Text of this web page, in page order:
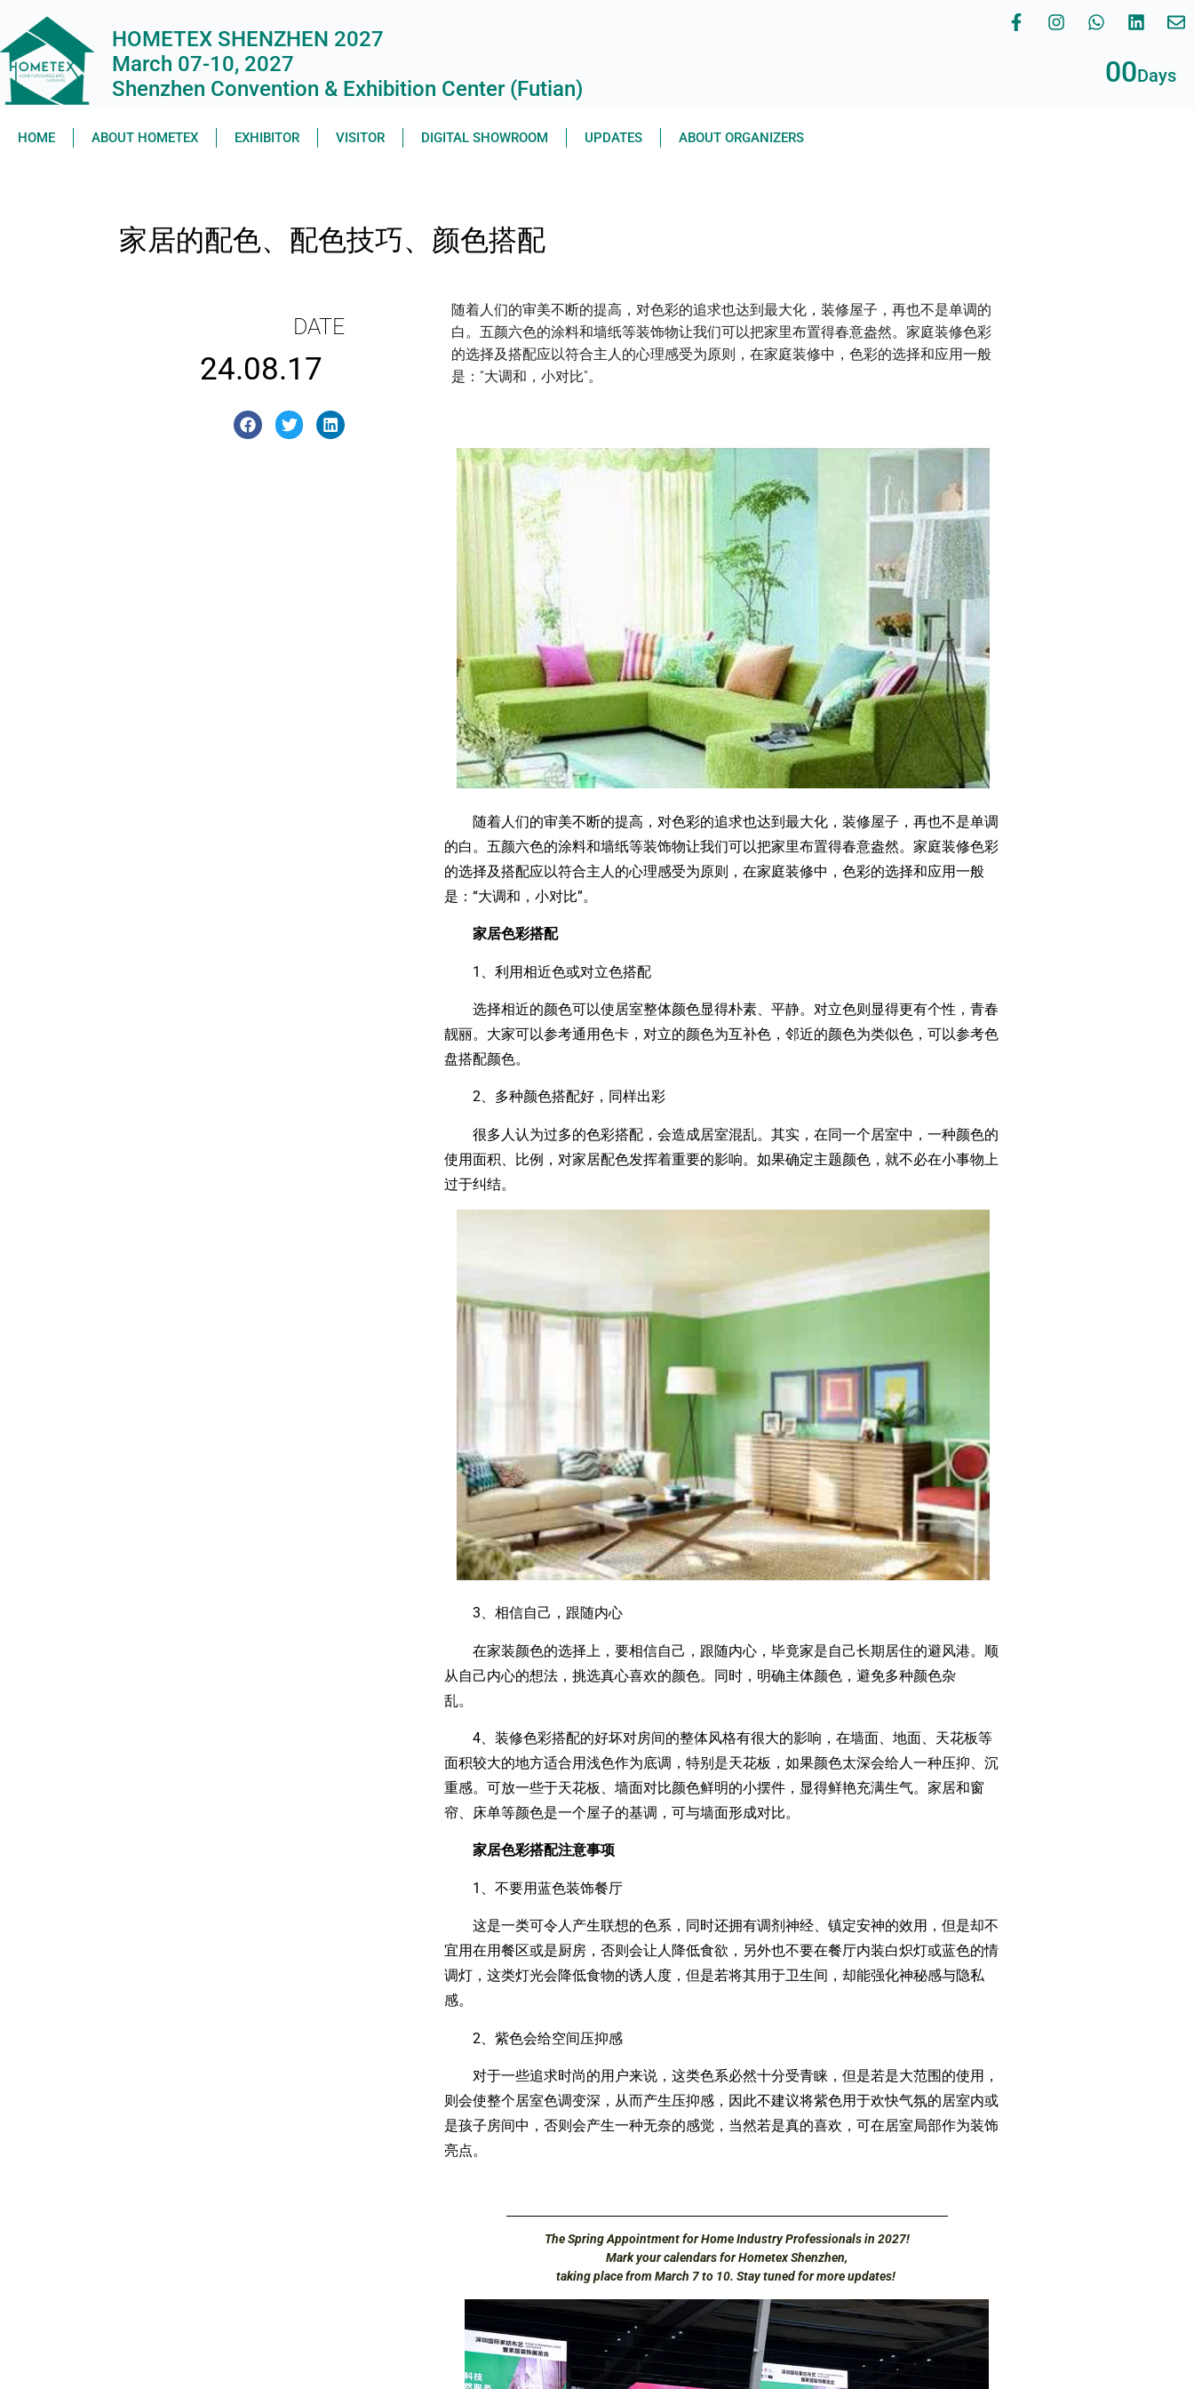
HOMETEX SHENZHEN 2027
March 07-10, 2027
Shenzhen Convention & Exhibition Center (Futian)
00Days
HOME ABOUT HOMETEX EXHIBITOR VISITOR DIGITAL SHOWROOM UPDATES ABOUT ORGANIZERS
家居的配色、配色技巧、颜色搭配
DATE
24.08.17
随着人们的审美不断的提高，对色彩的追求也达到最大化，装修屋子，再也不是单调的
白。五颜六色的涂料和墙纸等装饰物让我们可以把家里布置得春意盎然。家庭装修色彩
的选择及搭配应以符合主人的心理感受为原则，在家庭装修中，色彩的选择和应用一般
是：“大调和，小对比”。
随着人们的审美不断的提高，对色彩的追求也达到最大化，装修屋子，再也不是单调
的白。五颜六色的涂料和墙纸等装饰物让我们可以把家里布置得春意盎然。家庭装修色彩
的选择及搭配应以符合主人的心理感受为原则，在家庭装修中，色彩的选择和应用一般
是：“大调和，小对比”。
家居色彩搭配
1、利用相近色或对立色搭配
选择相近的颜色可以使居室整体颜色显得朴素、平静。对立色则显得更有个性，青春
靓丽。大家可以参考通用色卡，对立的颜色为互补色，邻近的颜色为类似色，可以参考色
盘搭配颜色。
2、多种颜色搭配好，同样出彩
很多人认为过多的色彩搭配，会造成居室混乱。其实，在同一个居室中，一种颜色的
使用面积、比例，对家居配色发挥着重要的影响。如果确定主题颜色，就不必在小事物上
过于纠结。
3、相信自己，跟随内心
在家装颜色的选择上，要相信自己，跟随内心，毕竟家是自己长期居住的避风港。顺
从自己内心的想法，挑选真心喜欢的颜色。同时，明确主体颜色，避免多种颜色杂
乱。
4、装修色彩搭配的好坏对房间的整体风格有很大的影响，在墙面、地面、天花板等
面积较大的地方适合用浅色作为底调，特别是天花板，如果颜色太深会给人一种压抑、沉
重感。可放一些于天花板、墙面对比颜色鲜明的小摆件，显得鲜艳充满生气。家居和窗
帘、床单等颜色是一个屋子的基调，可与墙面形成对比。
家居色彩搭配注意事项
1、不要用蓝色装饰餐厅
这是一类可令人产生联想的色系，同时还拥有调剂神经、镇定安神的效用，但是却不
宜用在用餐区或是厨房，否则会让人降低食欲，另外也不要在餐厅内装白炽灯或蓝色的情
调灯，这类灯光会降低食物的诱人度，但是若将其用于卫生间，却能强化神秘感与隐私
感。
2、紫色会给空间压抑感
对于一些追求时尚的用户来说，这类色系必然十分受青睐，但是若是大范围的使用，
则会使整个居室色调变深，从而产生压抑感，因此不建议将紫色用于欢快气氛的居室内或
是孩子房间中，否则会产生一种无奈的感觉，当然若是真的喜欢，可在居室局部作为装饰
亮点。
The Spring Appointment for Home Industry Professionals in 2027!
Mark your calendars for Hometex Shenzhen,
taking place from March 7 to 10. Stay tuned for more updates!